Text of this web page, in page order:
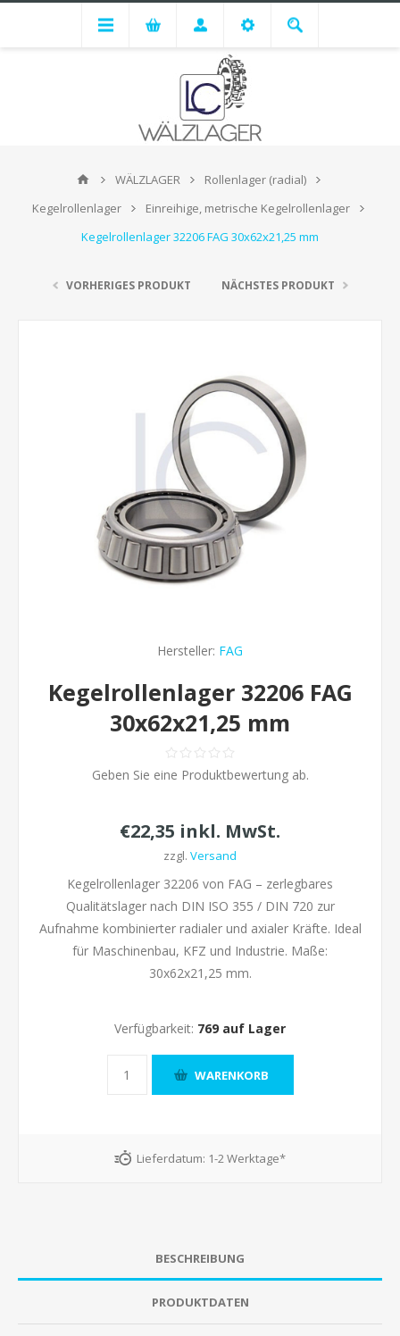
WÄLZLAGER
Rollenlager (radial)
Kegelrollenlager
Einreihige, metrische Kegelrollenlager
Kegelrollenlager 32206 FAG 30x62x21,25 mm
VORHERIGES PRODUKT NÄCHSTES PRODUKT
Hersteller: FAG
Kegelrollenlager 32206 FAG
30x62x21,25 mm
Geben Sie eine Produktbewertung ab.
€22,35 inkl. MwSt.
zzgl. Versand
Kegelrollenlager 32206 von FAG – zerlegbares
Qualitätslager nach DIN ISO 355 / DIN 720 zur
Aufnahme kombinierter radialer und axialer Kräfte. Ideal
für Maschinenbau, KFZ und Industrie. Maße:
30x62x21,25 mm.
Verfügbarkeit: 769 auf Lager
Lieferdatum: 1-2 Werktage*
BESCHREIBUNG
PRODUKTDATEN